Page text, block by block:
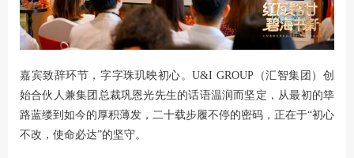
嘉宾致辞环节，字字珠玑映初心。U&I GROUP（汇智集团）创
始合伙人兼集团总裁巩恩光先生的话语温润而坚定，从最初的筚
路蓝缕到如今的厚积薄发，二十载步履不停的密码，正在于“初心
不改，使命必达”的坚守。